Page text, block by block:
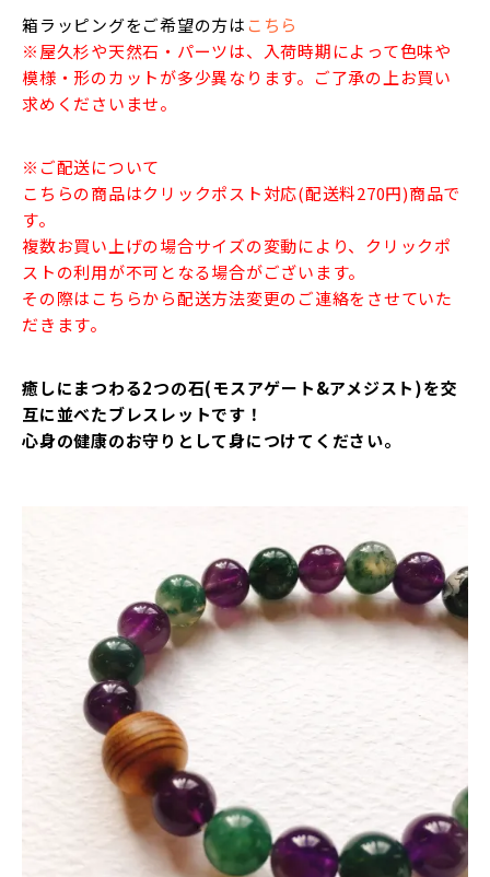
箱ラッピングをご希望の方はこちら
※屋久杉や天然石・パーツは、入荷時期によって色味や
模様・形のカットが多少異なります。ご了承の上お買い
求めくださいませ。
※ご配送について
こちらの商品はクリックポスト対応(配送料270円)商品で
す。
複数お買い上げの場合サイズの変動により、クリックポ
ストの利用が不可となる場合がございます。
その際はこちらから配送方法変更のご連絡をさせていた
だきます。
癒しにまつわる2つの石(モスアゲート&アメジスト)を交
互に並べたブレスレットです！
心身の健康のお守りとして身につけてください。